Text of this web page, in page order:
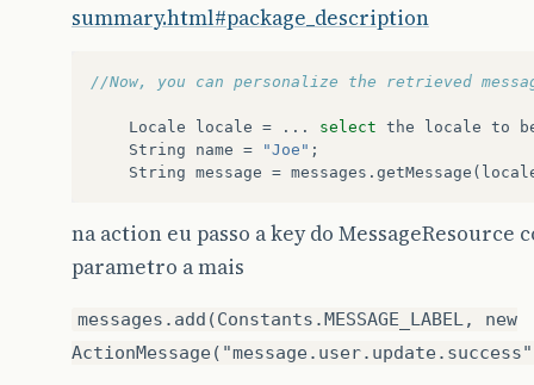
summary.html#package_description
//Now, you can personalize the retrieved
Locale locale = ... select the locale to
String
name = "Joe" ;
String message = messages . getMessage (
na action eu passo a key do MessageResource
parametro a mais
messages.add(Constants.MESSAGE_LABEL, new